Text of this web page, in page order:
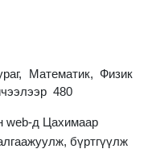
Математик, Физик
480
web-д Цахимаар
бүртгүүлж